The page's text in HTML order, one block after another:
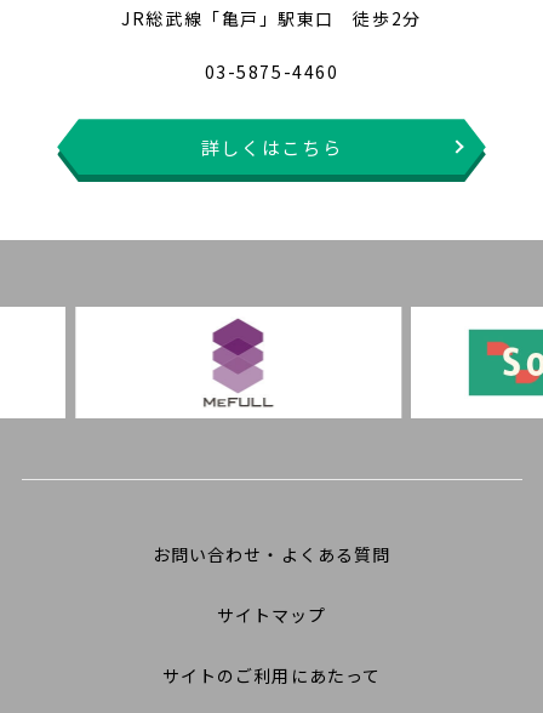
JR総武線「亀戸」駅東口 徒歩2分
03-5875-4460
詳しくはこちら
お問い合わせ・よくある質問
サイトマップ
サイトのご利用にあたって